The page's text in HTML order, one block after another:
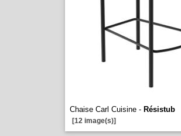
Chaise Carl Cuisine - Résistub
[12 image(s)]